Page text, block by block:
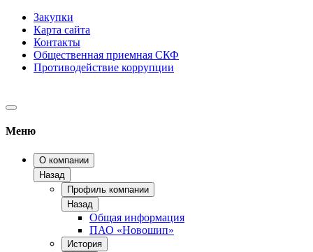
Закупки
Карта сайта
Контакты
Общественная приемная СКФ
Противодействие коррупции
Меню
О компании
Назад
Профиль компании
Назад
Общая информация
ПАО «Новошип»
История